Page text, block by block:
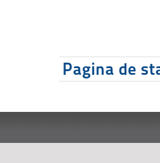
Pagina de